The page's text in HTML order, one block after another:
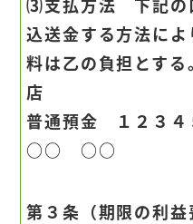
込送金する方法に
料は乙の負担と
店
普通預金 １２３４
○○ ○○
第３条（期限の利益